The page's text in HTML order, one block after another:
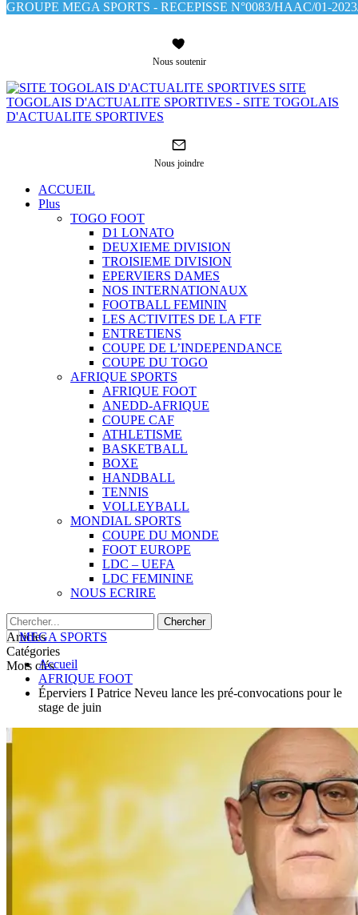
GROUPE MEGA SPORTS - RECEPISSE N°0083/HAAC/01-
Nous soutenir
SITE
TOGOLAIS D'ACTUALITE SPORTIVES - SITE TOGOLAIS
D'ACTUALITE SPORTIVES
Nous joindre
ACCUEIL
Plus
TOGO FOOT
D1 LONATO
DEUXIEME DIVISION
TROISIEME DIVISION
EPERVIERS DAMES
NOS INTERNATIONAUX
FOOTBALL FEMININ
LES ACTIVITES DE LA FTF
ENTRETIENS
COUPE DE L’INDEPENDANCE
COUPE DU TOGO
AFRIQUE SPORTS
AFRIQUE FOOT
ANEDD-AFRIQUE
COUPE CAF
ATHLETISME
BASKETBALL
BOXE
HANDBALL
TENNIS
VOLLEYBALL
MONDIAL SPORTS
COUPE DU MONDE
FOOT EUROPE
LDC – UEFA
LDC FEMININE
NOUS ECRIRE
Articles
Catégories
Mots clésAccueil
AFRIQUE FOOT
Éperviers I Patrice Neveu lance les pré-convocations pour le
stage de juin